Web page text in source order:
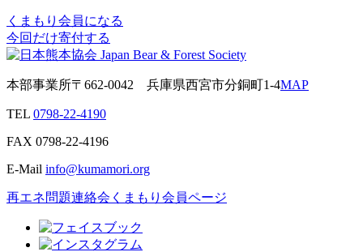
くまもり会員になる
今回だけ寄付する
本部事業所〒662-0042 兵庫県西宮市分銅町1-4MAP
TEL 0798-22-4190
FAX 0798-22-4196
E-Mail info@kumamori.org
再エネ問題連絡会 くまもり会員ページ